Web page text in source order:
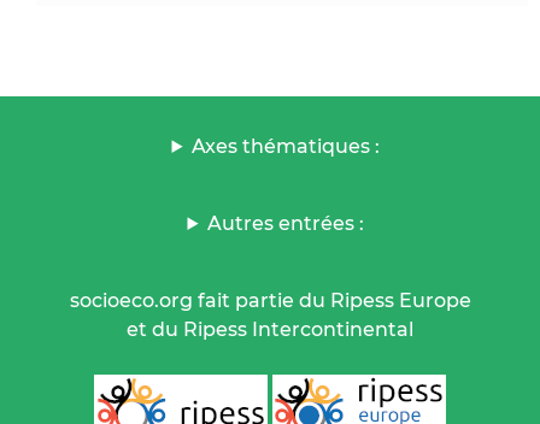
Axes thématiques :
Autres entrées :
socioeco.org fait partie du Ripess Europe
et du Ripess Intercontinental